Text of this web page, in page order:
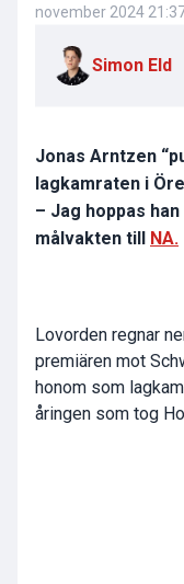
november 2024
Simon Eld
Jonas Arntzen
lagkamraten i
– Jag hoppas
målvakten till
NA.
Lovorden regnar
premiären mot
honom som
åringen som tog